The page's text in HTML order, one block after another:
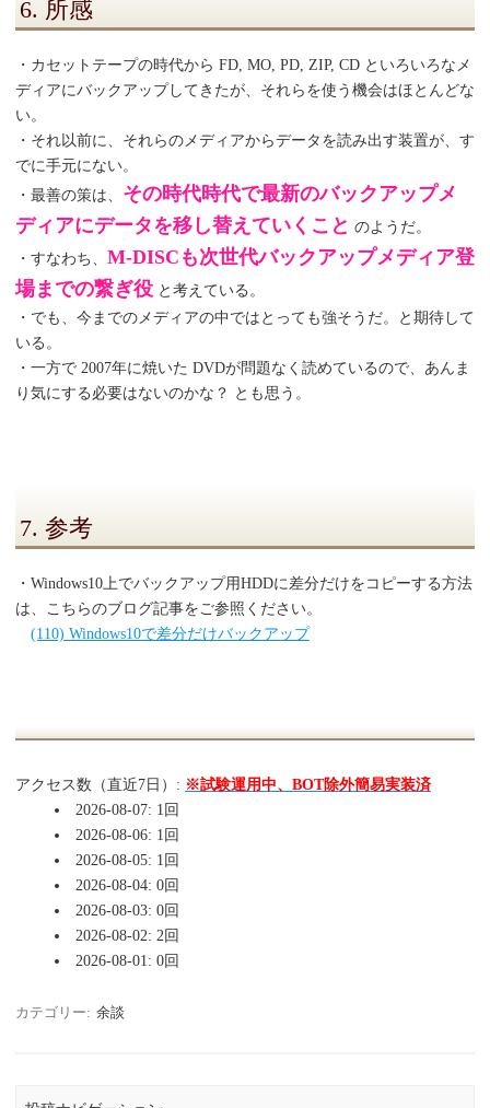
6. 所感
・カセットテープの時代から FD, MO, PD, ZIP, CD といろいろなメ
ディアにバックアップしてきたが、それらを使う機会はほとんどな
い。
・それ以前に、それらのメディアからデータを読み出す装置が、す
でに手元にない。
・最善の策は、 その時代時代で最新のバックアップメ
ディアにデータを移し替えていくこと のようだ。
・すなわち、 M-DISCも次世代バックアップメディア登
場までの繋ぎ役 と考えている。
・でも、今までのメディアの中ではとっても強そうだ。と期待して
いる。
・一方で 2007年に焼いた DVDが問題なく読めているので、あんま
り気にする必要はないのかな？ とも思う。
7. 参考
・Windows10上でバックアップ用HDDに差分だけをコピーする方法
は、こちらのブログ記事をご参照ください。
(110) Windows10で差分だけバックアップ
アクセス数（直近7日）: ※試験運用中、BOT除外簡易実装済
2026-08-07: 1回
2026-08-06: 1回
2026-08-05: 1回
2026-08-04: 0回
2026-08-03: 0回
2026-08-02: 2回
2026-08-01: 0回
カテゴリー: 余談